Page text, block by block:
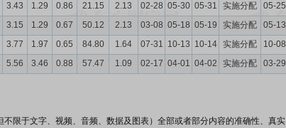
3.43 1.29 0.86 21.15 2.13 02-28 05-30 05-31 实施分配
05-25
3.15 1.29 0.67 50.12 2.13 03-08 05-18 05-19 实施分配
05-13
3.77 1.97 0.65 84.80 1.64 07-31 10-13 10-14 实施分配
10-08
5.56 3.46 0.88 57.47 1.09 02-17 04-01 04-02 实施分配 03-29
限于文字、视频、音频、数据及图表）全部或者部分内容的准确性、真实